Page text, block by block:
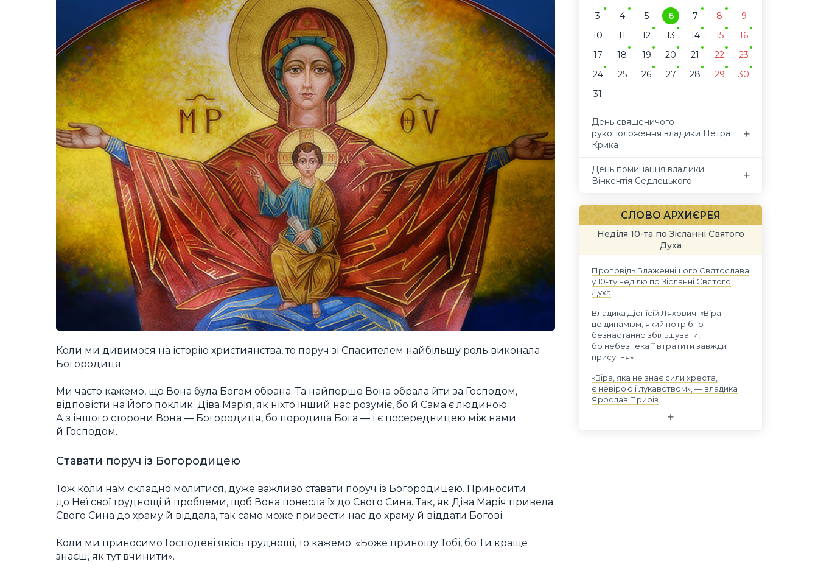
Коли ми дивимося на історію християнства, то поруч зі Спасителем найбільшу роль виконала
Богородиця.
Ми часто кажемо, що Вона була Богом обрана. Та найперше Вона обрала йти за Господом,
відповісти на Його поклик. Діва Марія, як ніхто інший нас розуміє, бо й Сама є людиною.
А з іншого сторони Вона ― Богородиця, бо породила Бога ― і є посередницею між нами
й Господом.
Ставати поруч із Богородицею
Тож коли нам складно молитися, дуже важливо ставати поруч із Богородицею. Приносити
до Неї свої труднощі й проблеми, щоб Вона понесла їх до Свого Сина. Так, як Діва Марія привела
Свого Сина до храму й віддала, так само може привести нас до храму й віддати Богові.
Коли ми приносимо Господеві якісь труднощі, то кажемо: «Боже приношу Тобі, бо Ти краще
знаєш, як тут вчинити».
3
4 5 6 7 8
9
10
11 12 13 14 15
16
17
18 19 20 21 22
23
24
25 26 27 28 29
30
31
День священичого
рукоположення владики Петра
Крика
День поминання владики
Вінкентія Седлецького
СЛОВО АРХИЄРЕЯ
Неділя 10-та по Зісланні Святого
Духа
Проповідь Блаженнішого Святослава
у 10-ту неділю по Зісланні Святого
Духа
Владика Діонісій Ляхович: «Віра —
це динамізм, який потрібно
безнастанно збільшувати,
бо небезпека її втратити завжди
присутня»
«Віра, яка не знає сили хреста,
є невірою і лукавством», — владика
Ярослав Приріз